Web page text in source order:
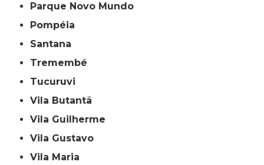
Parque Novo Mundo
Pompéia
Santana
Tremembé
Tucuruvi
Vila Butantã
Vila Guilherme
Vila Gustavo
Vila Maria